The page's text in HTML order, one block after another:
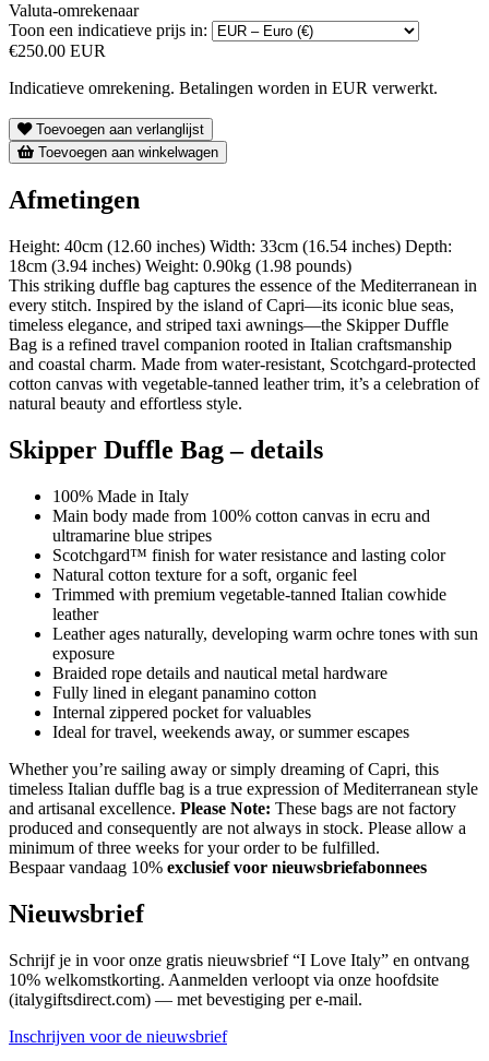
Valuta-omrekenaar
Toon een indicatieve prijs in:
€250.00 EUR
Indicatieve omrekening. Betalingen worden in EUR verwerkt.
Toevoegen aan verlanglijst
Toevoegen aan winkelwagen
Afmetingen
Height: 40cm (12.60 inches) Width: 33cm (16.54 inches) Depth:
18cm (3.94 inches) Weight: 0.90kg (1.98 pounds)
This striking duffle bag captures the essence of the Mediterranean in
every stitch. Inspired by the island of Capri—its iconic blue seas,
timeless elegance, and striped taxi awnings—the Skipper Duffle
Bag is a refined travel companion rooted in Italian craftsmanship
and coastal charm. Made from water-resistant, Scotchgard-protected
cotton canvas with vegetable-tanned leather trim, it’s a celebration of
natural beauty and effortless style.
Skipper Duffle Bag – details
100% Made in Italy
Main body made from 100% cotton canvas in ecru and
ultramarine blue stripes
Scotchgard™ finish for water resistance and lasting color
Natural cotton texture for a soft, organic feel
Trimmed with premium vegetable-tanned Italian cowhide
leather
Leather ages naturally, developing warm ochre tones with sun
exposure
Braided rope details and nautical metal hardware
Fully lined in elegant panamino cotton
Internal zippered pocket for valuables
Ideal for travel, weekends away, or summer escapes
Whether you’re sailing away or simply dreaming of Capri, this
timeless Italian duffle bag is a true expression of Mediterranean style
and artisanal excellence. Please Note: These bags are not factory
produced and consequently are not always in stock. Please allow a
minimum of three weeks for your order to be fulfilled.
Bespaar vandaag 10% exclusief voor nieuwsbriefabonnees
Nieuwsbrief
Schrijf je in voor onze gratis nieuwsbrief “I Love Italy” en ontvang
10% welkomstkorting. Aanmelden verloopt via onze hoofdsite
(italygiftsdirect.com) — met bevestiging per e-mail.
Inschrijven voor de nieuwsbrief